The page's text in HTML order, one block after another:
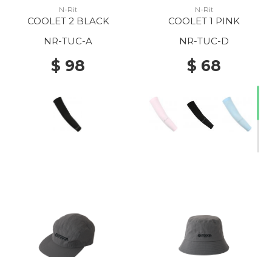
N-Rit
COOLET 2 BLACK
NR-TUC-A
$ 98
N-Rit
COOLET 1 PINK
NR-TUC-D
$ 68